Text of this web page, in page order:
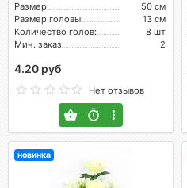
Размер:
50 см
Размер головы:
13 см
Количество голов:
8 шт
Мин. заказ
2
4.20 руб
Нет отзывов
новинка